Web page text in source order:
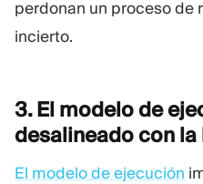
perdonan un proceso de
incierto.
3. El modelo de
desalineado con la
El modelo de ejecución